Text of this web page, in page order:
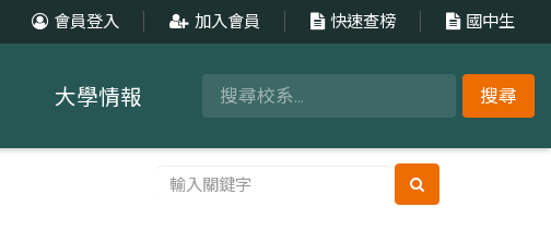
會員登入 加入會員 快速查榜 國中生
搜尋
大學情報